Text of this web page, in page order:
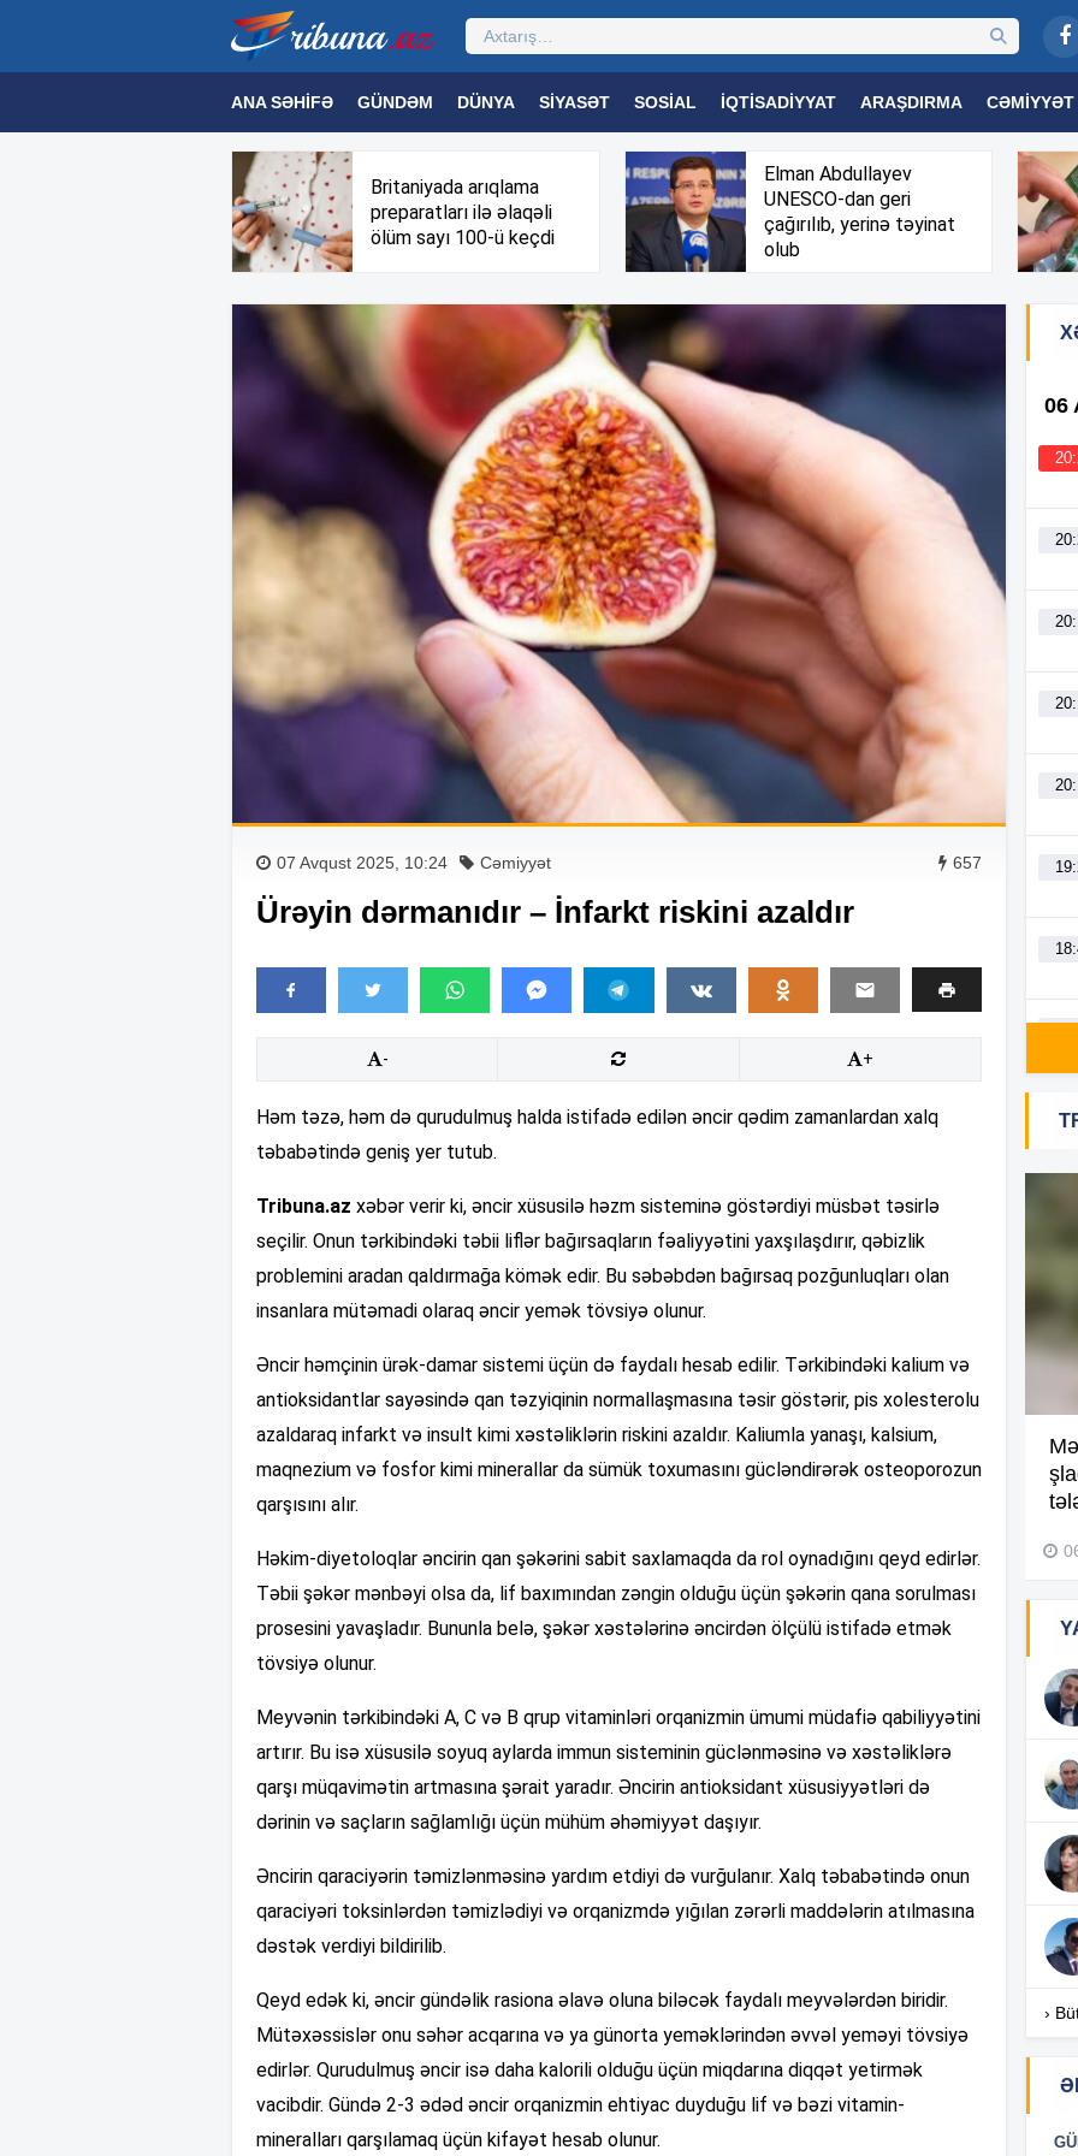
ANA SƏHIFƏ GÜNDƏM DÜNYA SIYASƏT SOSIAL İQTISADIYYAT ARAŞDIRMA CƏMIYYƏT
MƏDƏNIYYƏT TƏHSIL SAĞLAMLIQ MARAQLI TRIBUNA TV
Britaniyada arıqlama
preparatları ilə əlaqəli
ölüm sayı 100-ü keçdi
Elman Abdullayev
UNESCO-dan geri
çağırılıb, yerinə təyinat
olub
07 Avqust 2025, 10:24 Cəmiyyət 657
Ürəyin dərmanıdır – İnfarkt riskini azaldır
- +
Həm təzə, həm də qurudulmuş halda istifadə edilən əncir qədim zamanlardan xalq
təbabətində geniş yer tutub.
Tribuna.az xəbər verir ki, əncir xüsusilə həzm sisteminə göstərdiyi müsbət təsirlə
seçilir. Onun tərkibindəki təbii liflər bağırsaqların fəaliyyətini yaxşılaşdırır, qəbizlik
problemini aradan qaldırmağa kömək edir. Bu səbəbdən bağırsaq pozğunluqları olan
insanlara mütəmadi olaraq əncir yemək tövsiyə olunur.
Əncir həmçinin ürək-damar sistemi üçün də faydalı hesab edilir. Tərkibindəki kalium və
antioksidantlar sayəsində qan təzyiqinin normallaşmasına təsir göstərir, pis xolesterolu
azaldaraq infarkt və insult kimi xəstəliklərin riskini azaldır. Kaliumla yanaşı, kalsium,
maqnezium və fosfor kimi minerallar da sümük toxumasını gücləndirərək osteoporozun
qarşısını alır.
Həkim-diyetoloqlar əncirin qan şəkərini sabit saxlamaqda da rol oynadığını qeyd edirlər.
Təbii şəkər mənbəyi olsa da, lif baxımından zəngin olduğu üçün şəkərin qana sorulması
prosesini yavaşladır. Bununla belə, şəkər xəstələrinə əncirdən ölçülü istifadə etmək
tövsiyə olunur.
Meyvənin tərkibindəki A, C və B qrup vitaminləri orqanizmin ümumi müdafiə qabiliyyətini
artırır. Bu isə xüsusilə soyuq aylarda immun sisteminin güclənməsinə və xəstəliklərə
qarşı müqavimətin artmasına şərait yaradır. Əncirin antioksidant xüsusiyyətləri də
dərinin və saçların sağlamlığı üçün mühüm əhəmiyyət daşıyır.
Əncirin qaraciyərin təmizlənməsinə yardım etdiyi də vurğulanır. Xalq təbabətində onun
qaraciyəri toksinlərdən təmizlədiyi və orqanizmdə yığılan zərərli maddələrin atılmasına
dəstək verdiyi bildirilib.
Qeyd edək ki, əncir gündəlik rasiona əlavə oluna biləcək faydalı meyvələrdən biridir.
Mütəxəssislər onu səhər acqarına və ya günorta yeməklərindən əvvəl yeməyi tövsiyə
edirlər. Qurudulmuş əncir isə daha kalorili olduğu üçün miqdarına diqqət yetirmək
vacibdir. Gündə 2-3 ədəd əncir orqanizmin ehtiyac duyduğu lif və bəzi vitamin-
mineralları qarşılamaq üçün kifayət hesab olunur.
06
Kompleksdə faciə: 2 yaşlı
uşaq hovuzda boğuldu –
29 İyul 2026, 16:21
›